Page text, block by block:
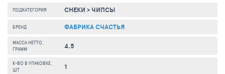
ПОДКАТЕГОРИЯ СНЕКИ > ЧИПСЫ
БРЕНД ФАБРИКА СЧАСТЬЯ
МАССА НЕТТО,
ГРАММ
4.5
К-ВО В УПАКОВКЕ,
ШТ
1